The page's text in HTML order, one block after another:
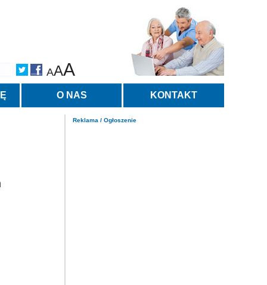
AAA
O NAS KONTAKT
Reklama / Ogłoszenie